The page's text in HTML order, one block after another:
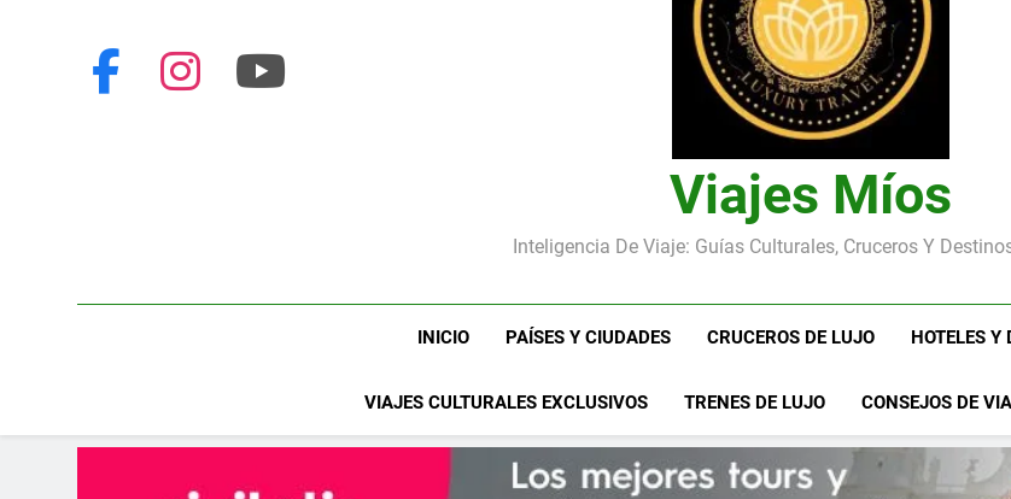
Viajes Míos
Inteligencia De Viaje: Guías Culturales, Cruceros Y
INICIO PAÍSES Y CIUDADES CRUCEROS DE LUJO HOTELES Y
VIAJES CULTURALES EXCLUSIVOS TRENES DE LUJO CONSEJOS DE